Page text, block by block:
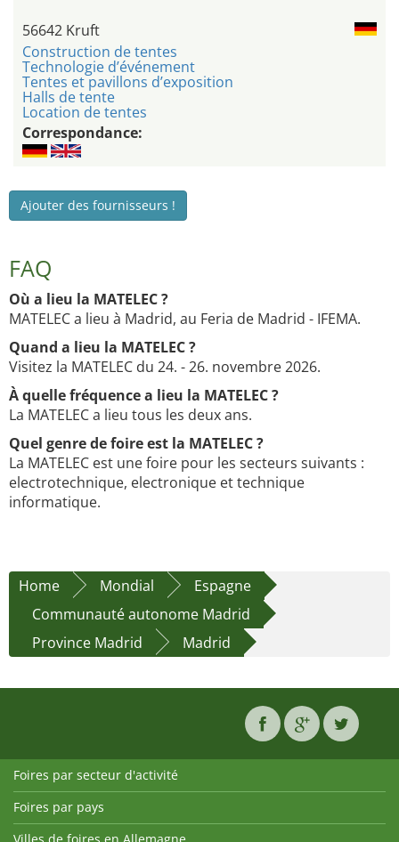
56642 Kruft
Construction de tentes
Technologie d’événement
Tentes et pavillons d’exposition
Halls de tente
Location de tentes
Correspondance:
Ajouter des fournisseurs !
FAQ
Où a lieu la MATELEC ?
MATELEC a lieu à Madrid, au Feria de Madrid - IFEMA.
Quand a lieu la MATELEC ?
Visitez la MATELEC du 24. - 26. novembre 2026.
À quelle fréquence a lieu la MATELEC ?
La MATELEC a lieu tous les deux ans.
Quel genre de foire est la MATELEC ?
La MATELEC est une foire pour les secteurs suivants :
electrotechnique, electronique et technique
informatique.
Home Mondial
Espagne
Communauté autonome Madrid
Province Madrid
Madrid
Foires par secteur d'activité
Foires par pays